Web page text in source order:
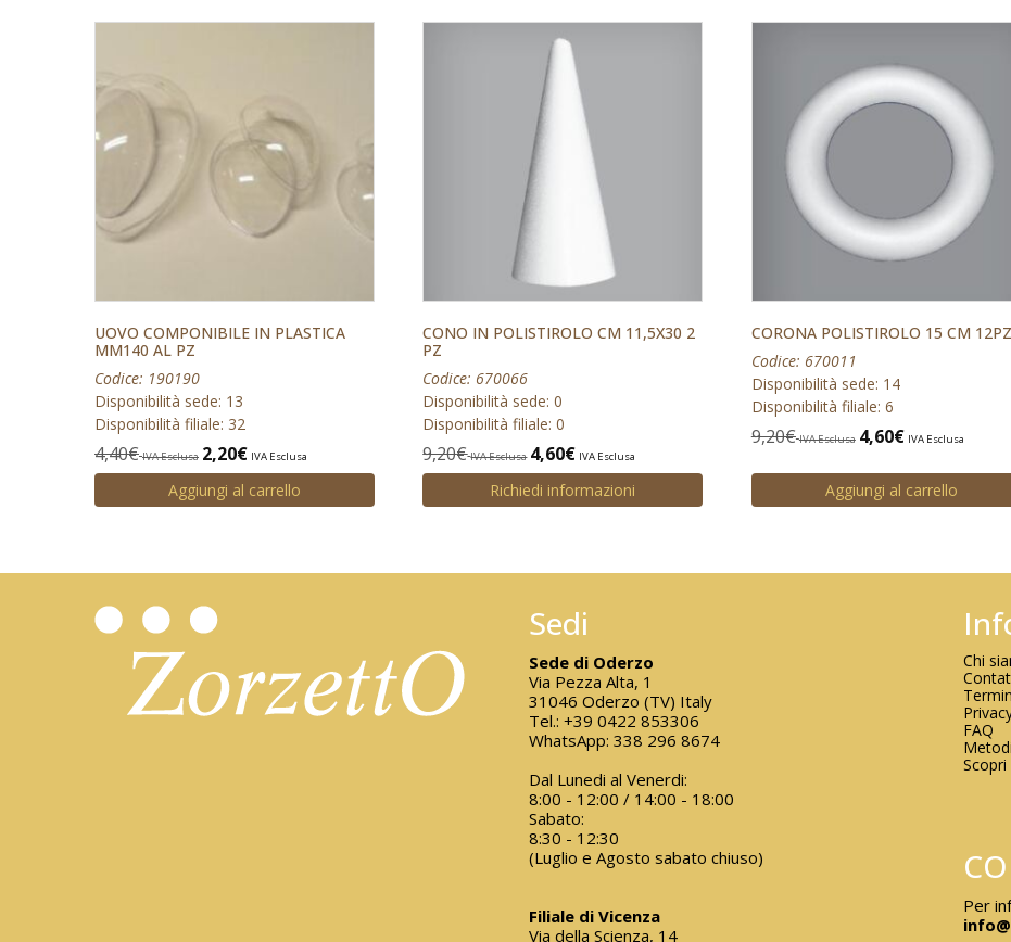
UOVO COMPONIBILE IN PLASTICA
MM140 AL PZ
Codice: 190190
Disponibilità sede: 13
Disponibilità filiale: 32
4,40€ IVA Esclusa 2,20€ IVA Esclusa
Aggiungi al carrello
CONO IN POLISTIROLO CM 11,5X30 2
PZ
Codice: 670066
Disponibilità sede: 0
Disponibilità filiale: 0
9,20€ IVA Esclusa 4,60€ IVA Esclusa
Richiedi informazioni
CORONA POLISTIROLO 15 CM 12PZ
Codice: 670011
Disponibilità sede: 14
Disponibilità filiale: 6
9,20€ IVA Esclusa 4,60€ IVA Esclusa
Aggiungi al carrello
Sedi
Sede di Oderzo
Via Pezza Alta, 1
31046 Oderzo (TV) Italy
Tel.: +39 0422 853306
WhatsApp: 338 296 8674
Dal Lunedi al Venerdi:
8:00 - 12:00 / 14:00 - 18:00
Sabato:
8:30 - 12:30
(Luglio e Agosto sabato chiuso)
Filiale di Vicenza
Via della Scienza, 14
Chi
FAQ
Per